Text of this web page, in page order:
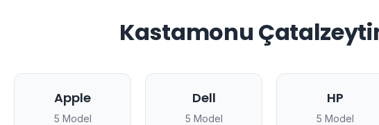
Kastamonu
Apple
5 Model
Dell
5 Model
HP
5 Model